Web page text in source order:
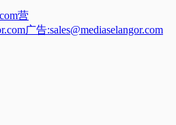
营
广告:sales@mediaselangor.com